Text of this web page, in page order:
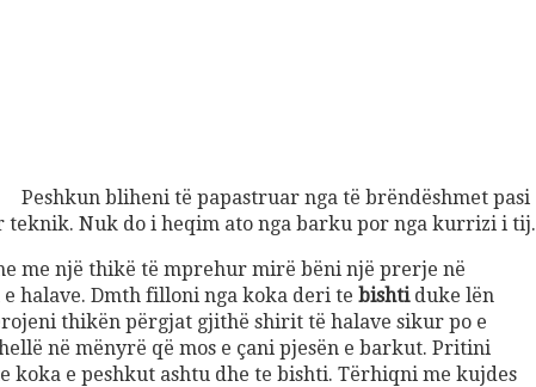
Peshkun bliheni të papastruar nga të brëndëshmet pasi
Nuk do i heqim ato nga barku por nga kurrizi i tij.
me një thikë të mprehur mirë bëni një prerje në
halave. Dmth filloni nga koka deri te bishtiduke lën
thikën përgjat gjithë shirit të halave sikur po e
në mënyrë që mos e çani pjesën e barkut. Pritini
e peshkut ashtu dhe te bishti. Tërhiqni me kujdes